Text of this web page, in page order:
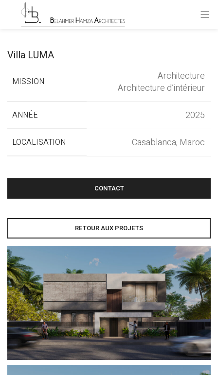
Villa LUMA
MISSION
Architecture
Architecture d’intérieur
ANNÉE 2025
LOCALISATION Casablanca, Maroc
CONTACT
RETOUR AUX PROJETS